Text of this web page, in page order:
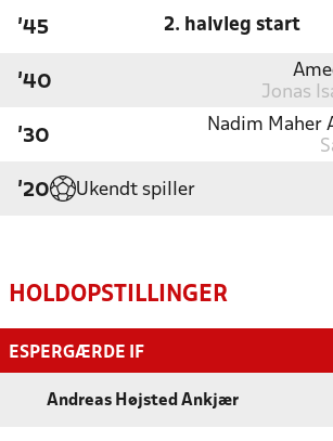
'45 2. halvleg start
'40
Jonas
'30
Nadim Maher
'20 Ukendt spiller
HOLDOPSTILLINGER
ESPERGÆRDE IF
Andreas Højsted Ankjær